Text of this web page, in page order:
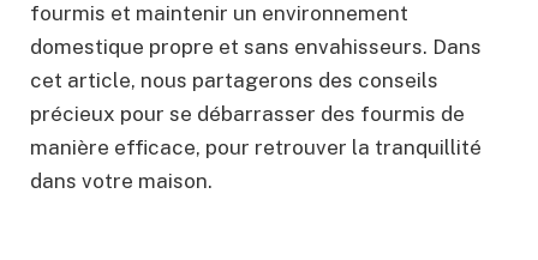
fourmis et maintenir un environnement
domestique propre et sans envahisseurs. Dans
cet article, nous partagerons des conseils
précieux pour se débarrasser des fourmis de
manière efficace, pour retrouver la tranquillité
dans votre maison.